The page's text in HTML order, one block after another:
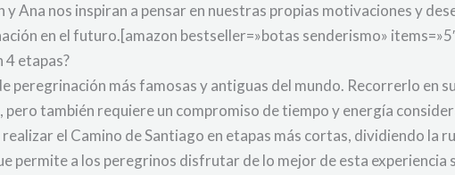
Ana nos inspiran a pensar en nuestras propias motivaciones y
en el futuro.[amazon bestseller=»botas senderismo»
4 etapas?
peregrinación más famosas y antiguas del mundo. Recorrerlo en
también requiere un compromiso de tiempo y energía
el Camino de Santiago en etapas más cortas, dividiendo la
permite a los peregrinos disfrutar de lo mejor de esta